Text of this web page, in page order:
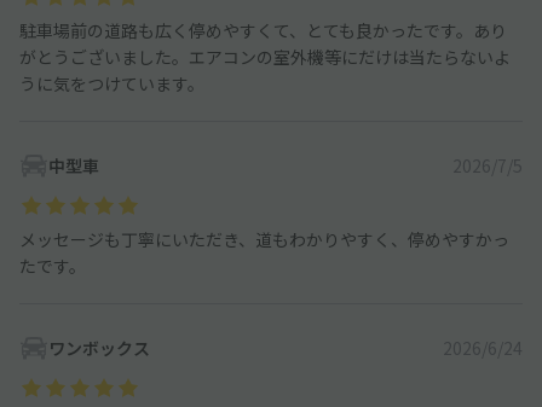
駐車場前の道路も広く停めやすくて、とても良かったです。あり
がとうございました。エアコンの室外機等にだけは当たらないよ
うに気をつけています。
中型車 2026/7/5
メッセージも丁寧にいただき、道もわかりやすく、停めやすかっ
たです。
ワンボックス 2026/6/24